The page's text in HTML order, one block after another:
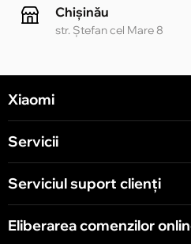
Chișinău
str. Ștefan cel Mare 8
Chișinău
Xiaomi
Servicii
Serviciul suport clienţi
Eliberarea comenzilor